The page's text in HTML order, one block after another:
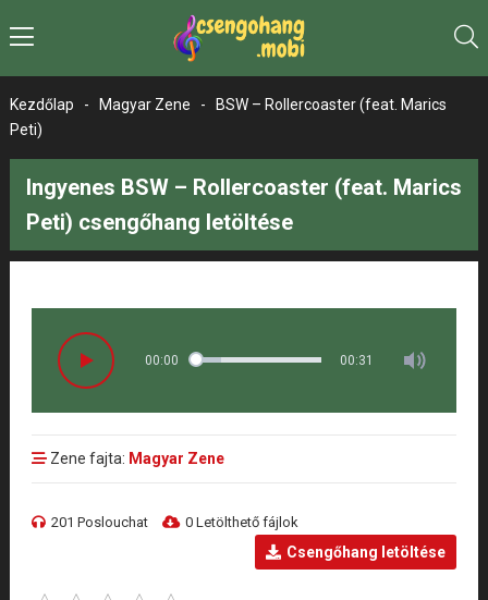
Kezdőlap - Magyar Zene -
BSW – Rollercoaster (feat. Marics
Peti)
Ingyenes BSW – Rollercoaster (feat. Marics
Peti) csengőhang letöltése
00:00 00:31
Zene fajta: Magyar Zene
201 Poslouchat 0 Letölthető fájlok
Csengőhang letöltése